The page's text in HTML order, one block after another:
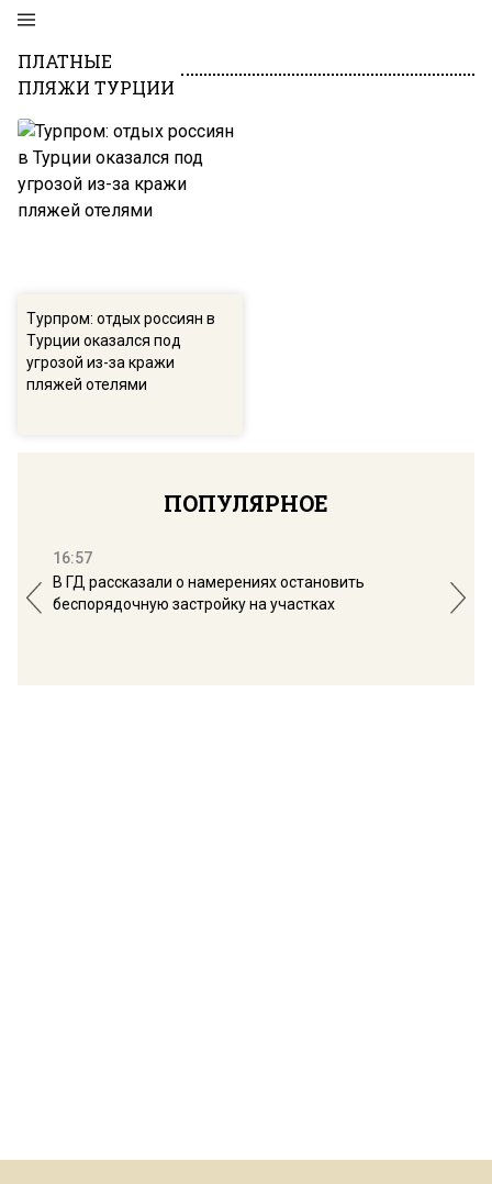
ПЛАТНЫЕ
ПЛЯЖИ ТУРЦИИ
Турпром: отдых россиян в
Турции оказался под
угрозой из-за кражи
пляжей отелями
ПОПУЛЯРНОЕ
16:57
В ГД рассказали о намерениях остановить
беспорядочную застройку на участках